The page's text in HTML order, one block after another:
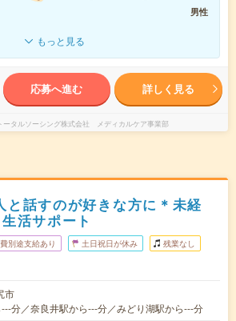
男性
もっと見る
応募へ進む 詳しく見る
ータルソーシング株式会社 メディカルケア事業部
と話すのが好きな方に＊未経
活サポート
別途支給あり 土日祝日が休み 残業なし
市
分／奈良井駅から---分／みどり湖駅から---分